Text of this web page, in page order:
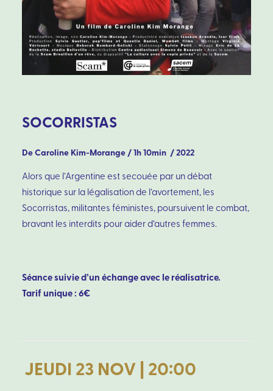
SOCORRISTAS
De Caroline Kim-Morange / 1h 10min / 2022
Alors que l’Argentine est secouée par un débat
historique sur la légalisation de l’avortement, les
Socorristas, militantes féministes, poursuivent le combat,
bravant les interdits pour aider d’autres femmes.
Séance suivie d’un échange avec le réalisatrice.
Tarif unique : 6€
JEUDI 23 NOV | 20:00